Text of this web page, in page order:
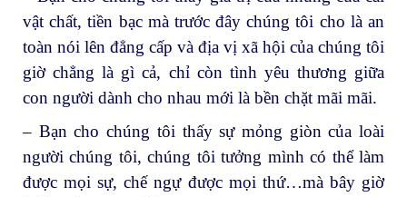
vật chất, tiền bạc mà trước đây chúng tôi cho là an
toàn nói lên đẳng cấp và địa vị xã hội của chúng tôi
giờ chẳng là gì cả, chỉ còn tình yêu thương giữa
con người dành cho nhau mới là bền chặt mãi mãi.
– Bạn cho chúng tôi thấy sự mỏng giòn của loài
người chúng tôi, chúng tôi tưởng mình có thể làm
được mọi sự, chế ngự được mọi thứ…mà bây giờ